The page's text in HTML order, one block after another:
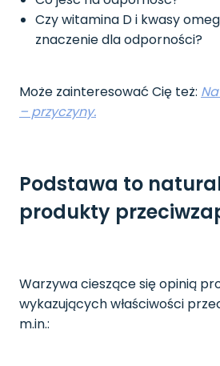
Czy witamina D i kwasy
znaczenie dla odporności?
Może zainteresować Cię też:
– przyczyny.
Podstawa to
produkty
Warzywa cieszące się opinią
wykazujących właściwości
m.in.: